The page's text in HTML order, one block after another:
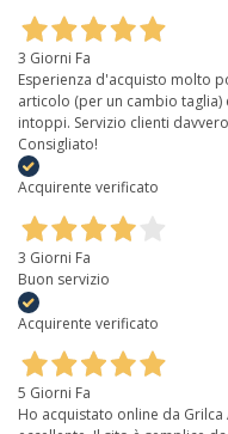
3 Giorni Fa
Esperienza d'acquisto molto
articolo (per un cambio taglia)
intoppi. Servizio clienti
Consigliato!
Acquirente verificato
3 Giorni Fa
Buon servizio
Acquirente verificato
5 Giorni Fa
Ho acquistato online da